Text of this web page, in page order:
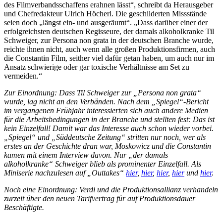
des Filmverbandsschaffens erahnen lässt“, schreibt da Herausgeber
und Chefredakteur Ulrich Höcherl. Die geschilderten Missstände
seien doch „längst ein- und ausgeräumt“. „Dass darüber einer der
erfolgreichsten deutschen Regisseure, der damals alkoholkranke Til
Schweiger, zur Persona non grata in der deutschen Branche wurde,
reichte ihnen nicht, auch wenn alle großen Produktionsfirmen, auch
die Constantin Film, seither viel dafür getan haben, um auch nur im
Ansatz schwierige oder gar toxische Verhältnisse am Set zu
vermeiden.“
Zur Einordnung: Dass Til Schweiger zur „Persona non grata“
wurde, lag nicht an den Verbänden. Nach dem „Spiegel“-Bericht
im vergangenen Frühjahr interessierten sich auch andere Medien
für die Arbeitsbedingungen in der Branche und stellten fest: Das ist
kein Einzelfall! Damit war das Interesse auch schon wieder vorbei.
„Spiegel“ und „Süddeutsche Zeitung“ stritten nur noch, wer als
erstes an der Geschichte dran war, Moskowicz und die Constantin
kamen mit einem Interview davon. Nur „der damals
alkoholkranke“ Schweiger blieb als prominenter Einzelfall. Als
Miniserie nachzulesen auf „Outtakes“ hier, hier, hier, hierund hier.
Noch eine Einordnung: Verdi und die Produktionsallianz verhandeln
zurzeit über den neuen Tarifvertrag für auf Produktionsdauer
Beschäftigte.